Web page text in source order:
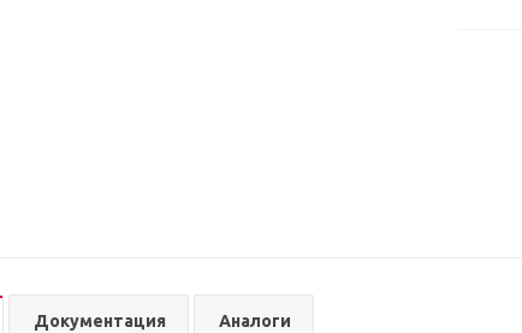
Документация Аналоги